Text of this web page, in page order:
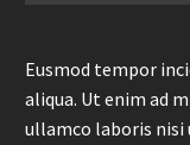
Eusmod tempor
aliqua. Ut enim ad
ullamco laboris nisi